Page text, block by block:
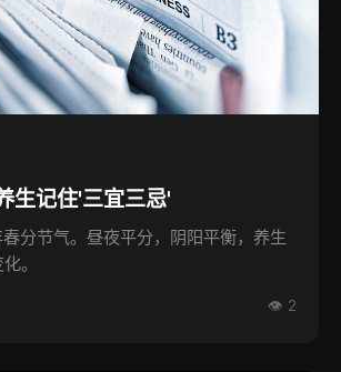
生记住'三宜三忌'
分节气。昼夜平分，阴阳平衡，养生
。
👁 2